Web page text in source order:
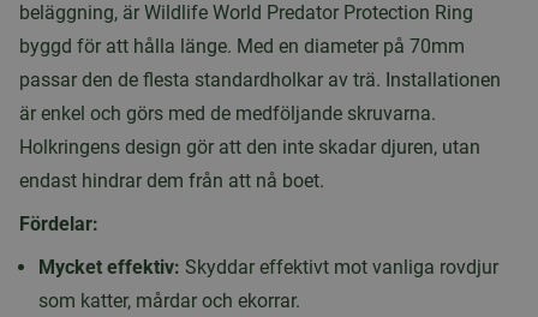
beläggning, är Wildlife World Predator Protection Ring
byggd för att hålla länge. Med en diameter på 70mm
passar den de flesta standardholkar av trä. Installationen
är enkel och görs med de medföljande skruvarna.
Holkringens design gör att den inte skadar djuren, utan
endast hindrar dem från att nå boet.
Fördelar:
Mycket effektiv: Skyddar effektivt mot vanliga rovdjur
som katter, mårdar och ekorrar.